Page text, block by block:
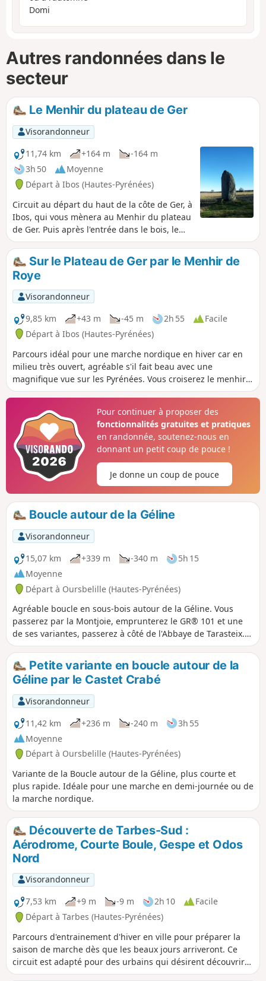
Domi
Autres randonnées dans le
secteur
Le Menhir du plateau de Ger
Visorandonneur
11,74 km
+164 m
-164 m
3h 50
Moyenne
Départ à Ibos (Hautes-Pyrénées)
Circuit au départ du haut de la côte de Ger, à
Ibos, qui vous mènera au Menhir du plateau
de Ger. Puis après l'entrée dans le bois, le
parcours sera ombragé et vous remonterez
la Géline. Vous verrez une mini-cascade.
Vous pourrez peut-être apercevoir des
chevreuils... Note modérateur le pont en
ardoise serait détruit : voir l'avis du
21/03/2022
Sur le Plateau de Ger par le Menhir de
Roye
Visorandonneur
9,85 km
+43 m -45 m 2h 55
Facile
Départ à Ibos (Hautes-Pyrénées)
Parcours idéal pour une marche nordique en hiver car en
milieu très ouvert, agréable s'il fait beau avec une
magnifique vue sur les Pyrénées. Vous croiserez le menhir
du Plateau de Ger, de nombreux chevreuils, quelques
deux heures en marche nordique avec un bon rythme.
Compter trois heures en promenade.
Pour continuer à proposer des
fonctionnalités gratuites et pratiques
en randonnée, soutenez-nous en
donnant un petit coup de pouce !
Je donne un coup de pouce
Boucle autour de la Géline
Visorandonneur
15,07 km
+339 m -340 m
5h 15
Moyenne
Départ à Oursbelille (Hautes-Pyrénées)
Agréable boucle en sous-bois autour de la Géline. Vous
passerez par la Montjoie, emprunterez le GR® 101 et une
de ses variantes, passerez à côté de l'Abbaye de Tarasteix.
Redescente vers la Géline, remontée par le Sarluzen. Encore
une descente et une remontée pour visiter le Castet Crabé
et un dernier kilomètre pour récupérer en douceur. C'est
aussi un parcours idéal pour une marche nordique de 3h30
à 3h45.
Petite variante en boucle autour de la
Géline par le Castet Crabé
Visorandonneur
11,42 km
+236 m -240 m
3h 55
Moyenne
Départ à Oursbelille (Hautes-Pyrénées)
Variante de la Boucle autour de la Géline, plus courte et
plus rapide. Idéale pour une marche en demi-journée ou de
la marche nordique.
Découverte de Tarbes-Sud :
Aérodrome, Courte Boule, Gespe et Odos
Nord
Visorandonneur
7,53 km
+9 m -9 m 2h 10
Facile
Départ à Tarbes (Hautes-Pyrénées)
Parcours d'entrainement d'hiver en ville pour préparer la
saison de marche dès que les beaux jours arriveront. Ce
circuit est adapté pour des urbains qui désirent découvrir
quelques quartiers de Tarbes.